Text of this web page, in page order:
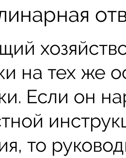
на тех же
Если он
то